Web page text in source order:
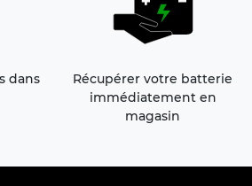
dans
Récupérer votre batterie
immédiatement en
magasin